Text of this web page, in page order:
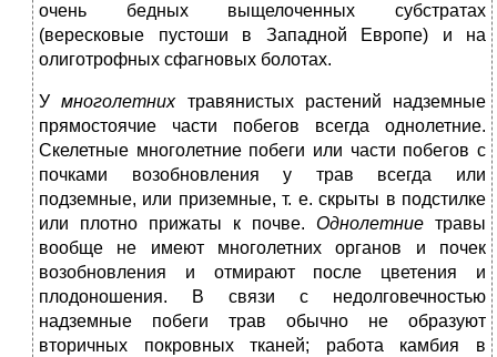
очень бедных выщелоченных субстратах
(вересковые пустоши в Западной Европе) и на
олиготрофных сфагновых болотах.
Умноголетних
травянистых растений надземные
прямостоячие части побегов всегда однолетние.
Скелетные многолетние побеги или части побегов с
почками возобновления у трав всегда или
подземные, или приземные, т. е. скрыты в подстилке
или плотно прижаты к почве. Однолетние травы
вообще не имеют многолетних органов и почек
возобновления и отмирают после цветения и
плодоношения. В связи с недолговечностью
надземные побеги трав обычно не образуют
вторичных покровных тканей; работа камбия в